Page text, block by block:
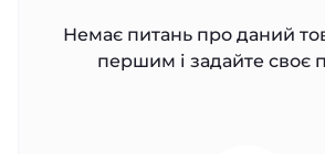
Немає питань про даний
першим і задайте своє